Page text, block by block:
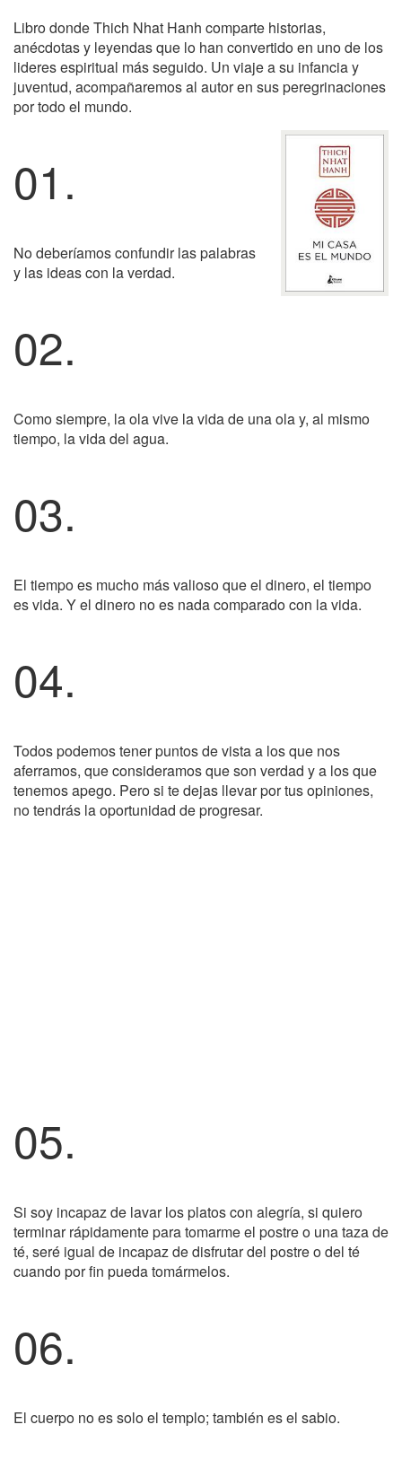
Libro donde Thich Nhat Hanh comparte historias,
anécdotas y leyendas que lo han convertido en uno de los
lideres espiritual más seguido. Un viaje a su infancia y
juventud, acompañaremos al autor en sus peregrinaciones
por todo el mundo.
01.
No deberíamos confundir las palabras
y las ideas con la verdad.
02.
Como siempre, la ola vive la vida de una ola y, al mismo
tiempo, la vida del agua.
03.
El tiempo es mucho más valioso que el dinero, el tiempo
es vida. Y el dinero no es nada comparado con la vida.
04.
Todos podemos tener puntos de vista a los que nos
aferramos, que consideramos que son verdad y a los que
tenemos apego. Pero si te dejas llevar por tus opiniones,
no tendrás la oportunidad de progresar.
05.
Si soy incapaz de lavar los platos con alegría, si quiero
terminar rápidamente para tomarme el postre o una taza de
té, seré igual de incapaz de disfrutar del postre o del té
cuando por fin pueda tomármelos.
06.
El cuerpo no es solo el templo; también es el sabio.